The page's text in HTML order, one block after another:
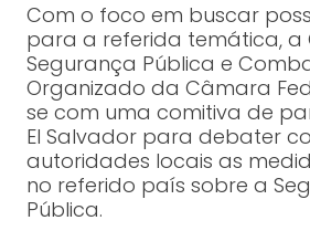
Com o foco em buscar
para a referida temática, a
Segurança Pública e
Organizado da Câmara
se com uma comitiva de
El Salvador para debater
autoridades locais as
no referido país sobre a
Pública.